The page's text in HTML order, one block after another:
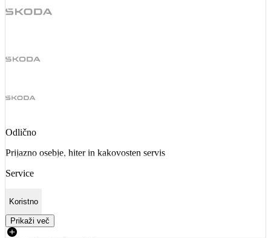
Odlično
Prijazno osebje, hiter in kakovosten servis
Service
Koristno
Prikaži več